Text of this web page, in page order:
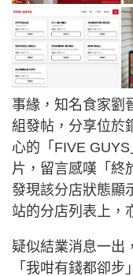
事緣，知名食家劉
組發帖，分享位於
心的「FIVE
片，留言感嘆「終
發現該分店狀態顯
站的分店列表上，
疑似結業消息一出
「我咁有錢都卻